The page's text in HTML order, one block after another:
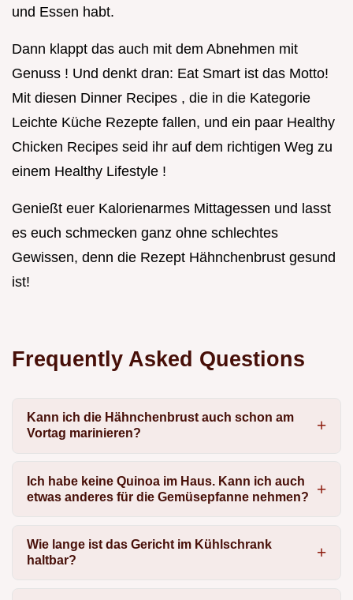
und Essen habt.
Dann klappt das auch mit dem Abnehmen mit
Genuss ! Und denkt dran: Eat Smart ist das Motto!
Mit diesen Dinner Recipes , die in die Kategorie
Leichte Küche Rezepte fallen, und ein paar Healthy
Chicken Recipes seid ihr auf dem richtigen Weg zu
einem Healthy Lifestyle !
Genießt euer Kalorienarmes Mittagessen und lasst
es euch schmecken ganz ohne schlechtes
Gewissen, denn die Rezept Hähnchenbrust gesund
ist!
Frequently Asked Questions
Kann ich die Hähnchenbrust auch schon am
Vortag marinieren?
Ich habe keine Quinoa im Haus. Kann ich auch
etwas anderes für die Gemüsepfanne nehmen?
Wie lange ist das Gericht im Kühlschrank
haltbar?